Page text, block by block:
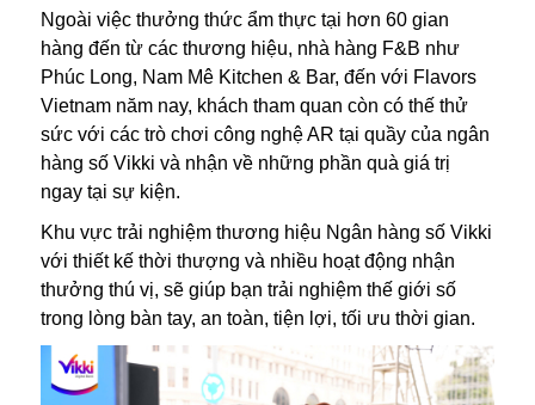
Ngoài việc thưởng thức ẩm thực tại hơn 60 gian
hàng đến từ các thương hiệu, nhà hàng F&B như
Phúc Long, Nam Mê Kitchen & Bar, đến với Flavors
Vietnam năm nay, khách tham quan còn có thế thử
sức với các trò chơi công nghệ AR tại quầy của ngân
hàng số Vikki và nhận về những phần quà giá trị
ngay tại sự kiện.
Khu vực trải nghiệm thương hiệu Ngân hàng số Vikki
với thiết kế thời thượng và nhiều hoạt động nhận
thưởng thú vị, sẽ giúp bạn trải nghiệm thế giới số
trong lòng bàn tay, an toàn, tiện lợi, tối ưu thời gian.